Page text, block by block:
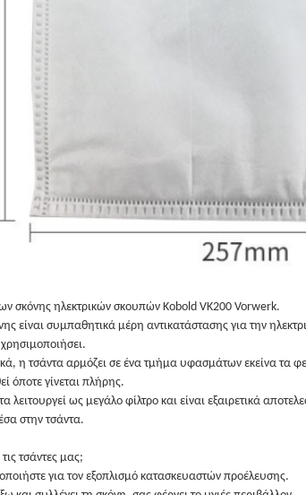
σκόνης ηλεκτρικών σκουπών Kobold VK200 Vorwerk.
είναι συμπαθητικά μέρη αντικατάστασης για την
η τσάντα αρμόζει σε ένα τμήμα υφασμάτων εκείνα τα
όποτε γίνεται πλήρης.
λειτουργεί ως μεγάλο φίλτρο και είναι εξαιρετικά
στην τσάντα.
τις τσάντες μας;
για τον εξοπλισμό κατασκευαστών προέλευσης.